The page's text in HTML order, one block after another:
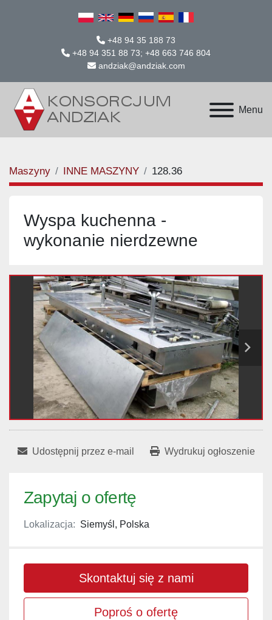
+48 94 35 188 73
+48 94 351 88 73; +48 663 746 804
andziak@andziak.com
Menu
Maszyny INNE MASZYNY 128.36
Wyspa kuchenna -
wykonanie nierdzewne
Udostępnij przez e-mail Wydrukuj ogłoszenie
Zapytaj o ofertę
Lokalizacja: Siemyśl, Polska
Skontaktuj się z nami
Poproś o ofertę